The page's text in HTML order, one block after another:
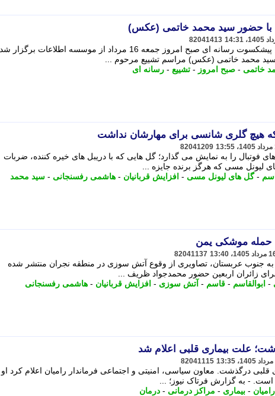
با حضور سید محمد خاتمی (عکس)
82041413
مراسم تشییع مرحوم ابوالقاسم قاسم زاده، پیشکسوت رسانه ای صبح امروز جمعه 16 مرداد از موسسه اطلاعات برگزار شد.
سید محمد خاتمی (عکس) مراسم تشییع مرحوم ...
خاتمی - صبح امروز - تشییع - رسانه ای
هیچ گلری شانسی برای مهارشان نداشت
82041209
فوتبال را به نمایش می گذارد؛ گل هایی که با دریبل های خیره کننده، ضربات
-گل های لیونل مسی - افزایش قربانیان - هاشمی رفسنجانی - سید محمد
حمله موشکی یمن
82041137
جنوب عربستان، تصاویری از وقوع آتش سوزی در منطقه نجران منتشر شده
- ابوالقاسم - قاسم - آتش سوزی - افزایش قربانیان - هاشمی رفسنجانی
علت بیماری قلبی اعلام شد
82041115
قلبی درگذشت. معاون سیاسی، امنیتی و اجتماعی فرماندار رامیان اعلام کرد او
- به گزارش فرتاک نیوز؛ ...
رامیان - بیماری - مراکز درمانی - درمان